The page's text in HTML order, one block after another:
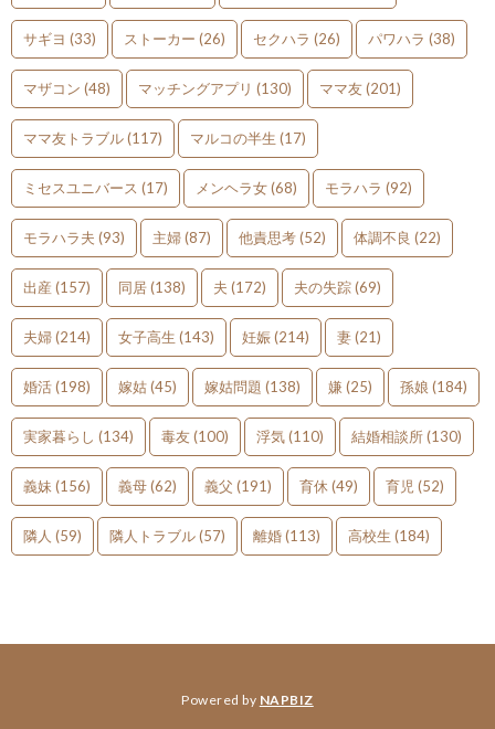
サギヨ (33) ストーカー (26) セクハラ (26) パワハラ (38)
マザコン (48) マッチングアプリ (130) ママ友(201)
ママ友トラブル(117) マルコの半生 (17)
ミセスユニバース (17) メンヘラ女(68) モラハラ (92)
モラハラ夫 (93) 主婦(87) 他責思考(52) 体調不良 (22)
出産 (157) 同居(138) 夫 (172) 夫の失踪(69)
夫婦(214) 女子高生 (143) 妊娠(214) 妻(21)
婚活(198) 嫁姑(45) 嫁姑問題 (138) 嫌 (25) 孫娘 (184)
実家暮らし (134) 毒友(100) 浮気(110) 結婚相談所(130)
義妹 (156) 義母(62) 義父 (191) 育休 (49) 育児 (52)
隣人 (59) 隣人トラブル(57) 離婚(113) 高校生 (184)
Powered by NAPBIZ